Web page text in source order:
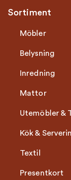
Sortiment
Möbler
Belysning
Inredning
Mattor
Utemöbler &
Kök &
Textil
Presentkort